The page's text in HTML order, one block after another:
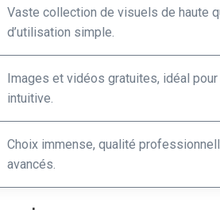
Vaste collection de visuels de haute
d’utilisation simple.
Images et vidéos gratuites, idéal
intuitive.
Choix immense, qualité
avancés.